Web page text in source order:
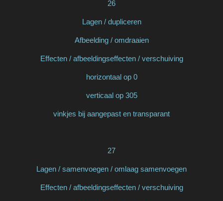
26
Lagen / dupliceren
Afbeelding / omdraaien
Effecten / afbeeldingseffecten / verschuiving
horizontaal op 0
verticaal op 305
vinkjes bij aangepast en transparant
27
Lagen / samenvoegen / omlaag samenvoegen
Effecten / afbeeldingseffecten / verschuiving